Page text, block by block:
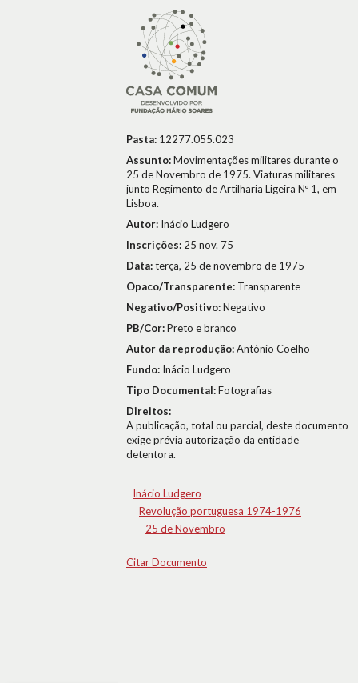
Pasta: 12277.055.023
Assunto:Movimentações militares durante o
25 de Novembro de 1975. Viaturas militares
junto Regimento de Artilharia Ligeira Nº 1, em
Lisboa.
Autor: Inácio Ludgero
Inscrições: 25 nov. 75
Data:terça, 25 de novembro de 1975
Opaco/Transparente: Transparente
Negativo/Positivo:Negativo
PB/Cor:Preto e branco
Autor da reprodução:António Coelho
Fundo: Inácio Ludgero
Tipo Documental:Fotografias
Direitos:
A publicação, total ou parcial, deste documento
exige prévia autorização da entidade
detentora.
Inácio Ludgero
Revolução portuguesa 1974-1976
25 de Novembro
Citar Documento